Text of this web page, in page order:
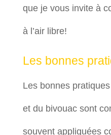
que je vous invite à
à l’air libre!
Les bonnes
Les bonnes
et du bivouac sont
souvent appliquées